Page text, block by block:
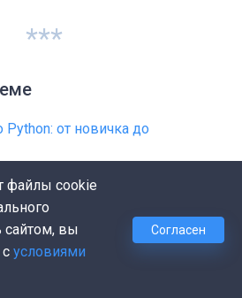
***
от новичка до
для начинающих: как освоить
минут?
задач по Python для
файлы cookie
сайтом, вы
условиями
Согласен